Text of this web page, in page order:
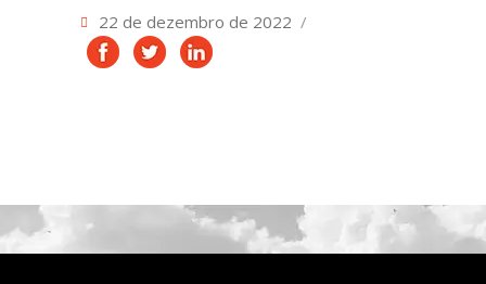
22 de dezembro de 2022